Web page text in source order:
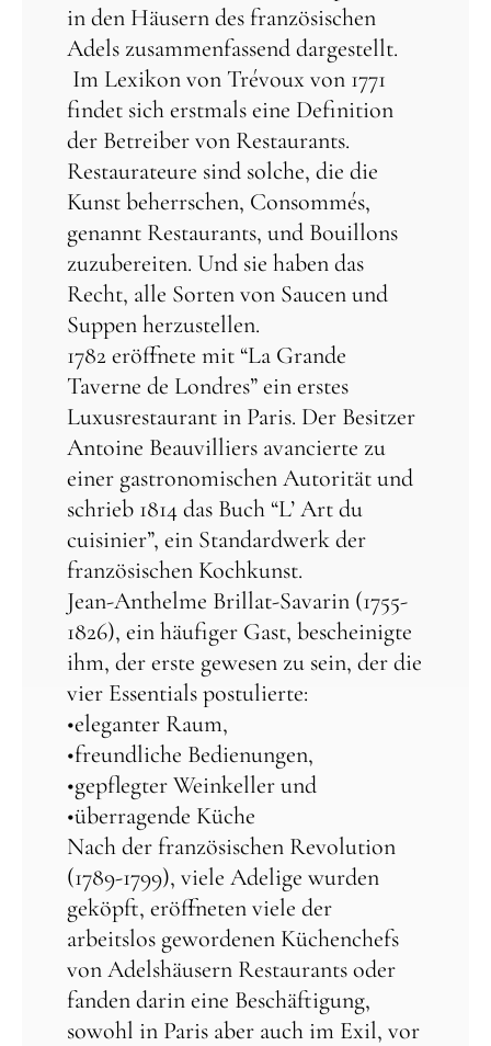
in den Häusern des französischen
Adels zusammenfassend dargestellt.
Im Lexikon von Trévoux von 1771
findet sich erstmals eine Definition
der Betreiber von Restaurants.
Restaurateure sind solche, die die
Kunst beherrschen, Consommés,
genannt Restaurants, und Bouillons
zuzubereiten. Und sie haben das
Recht, alle Sorten von Saucen und
Suppen herzustellen.
1782 eröffnete mit “La Grande
Taverne de Londres” ein erstes
Luxusrestaurant in Paris. Der Besitzer
Antoine Beauvilliers avancierte zu
einer gastronomischen Autorität und
schrieb 1814 das Buch “L’ Art du
cuisinier”, ein Standardwerk der
französischen Kochkunst.
Jean-Anthelme Brillat-Savarin (1755-
1826), ein häufiger Gast, bescheinigte
ihm, der erste gewesen zu sein, der die
vier Essentials postulierte:
•eleganter Raum,
•freundliche Bedienungen,
•gepflegter Weinkeller und
•überragende Küche
Nach der französischen Revolution
(1789-1799), viele Adelige wurden
geköpft, eröffneten viele der
arbeitslos gewordenen Küchenchefs
von Adelshäusern Restaurants oder
fanden darin eine Beschäftigung,
sowohl in Paris aber auch im Exil, vor